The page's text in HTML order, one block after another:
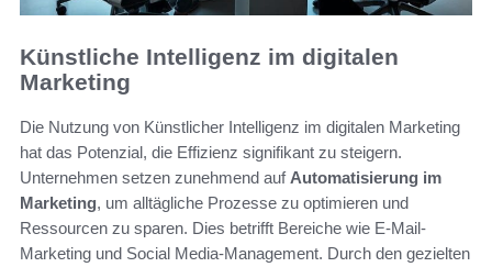
Künstliche Intelligenz im digitalen
Marketing
Die Nutzung von Künstlicher Intelligenz im digitalen Marketing
hat das Potenzial, die Effizienz signifikant zu steigern.
Unternehmen setzen zunehmend auf Automatisierung im
Marketing, um alltägliche Prozesse zu optimieren und
Ressourcen zu sparen. Dies betrifft Bereiche wie E-Mail-
Marketing und Social Media-Management. Durch den gezielten